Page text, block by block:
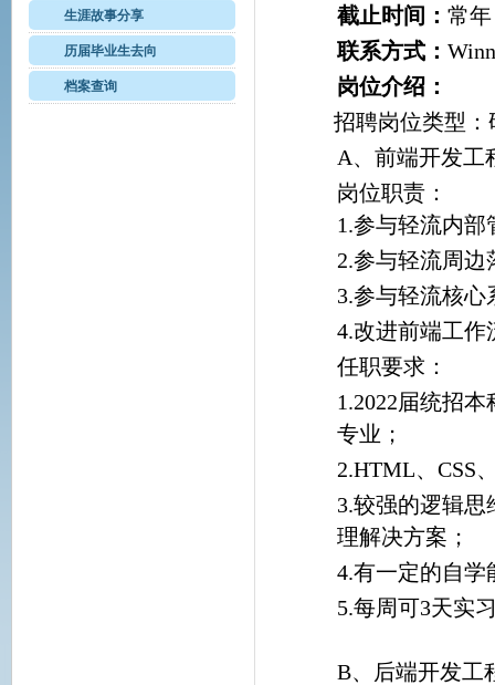
生涯故事分享
历届毕业生去向
档案查询
截止时间：常年
联系方式：
岗位介绍：
招聘岗位类型
A、前端开发工
岗位职责：
1.参与轻流内
2.参与轻流周
3.参与轻流核
4.改进前端工
任职要求：
1.2022届统招
专业；
2.HTML、CSS
3.较强的逻辑
理解决方案；
4.有一定的自
5.每周可3天实
B、后端开发工